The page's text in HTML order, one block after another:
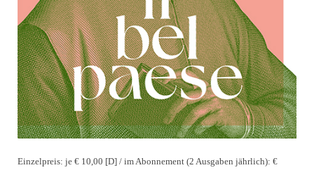
Einzelpreis: je € 10,00 [D] / im Abonnement (2 Ausgaben jährlich): €